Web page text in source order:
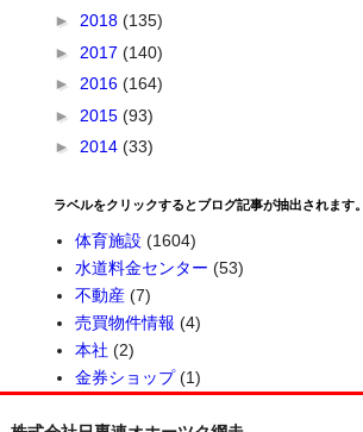
► 2018(135)
► 2017(140)
► 2016(164)
► 2015(93)
► 2014(33)
ラベルをクリックするとブログ記事が抽出されます。
体育施設 (1604)
水道料金センター (53)
不動産 (7)
売買物件情報 (4)
本社 (2)
金券ショップ (1)